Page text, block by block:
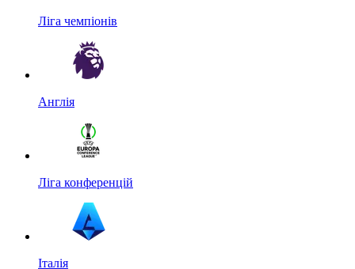
Ліга чемпіонів
Англія
Ліга конференцій
Італія